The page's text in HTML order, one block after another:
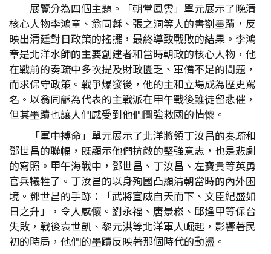
展覽分為四個主題。「朝堂風雲」單元展示了晚清
核心人物李鴻章、翁同龢、張之洞等人的書劄墨蹟，反
映出清廷對日政策的搖擺，最終導致戰敗的結果。李鴻
章是北洋水師的主要創建者和當時朝政的核心人物，他
在戰前的奏疏中多次提及財政匱乏、軍備不足的問題，
而求保守政策。戰爭爆發後，他的主和立場成為歷史罵
名。以翁同龢為代表的主戰派在甲午戰後雖徒留悲催，
但其墨蹟也讓人們感受到他們圖強救國的情懷。
「軍中搏命」單元展示了北洋將領丁汝昌的奏疏和
鄧世昌的聯幅，既顯示他們抗敵的堅強意志，也是悲劇
的寫照。甲午海戰中，鄧世昌、丁汝昌、左寶貴等英勇
官兵犧牲了。丁汝昌的以身殉國凸顯清朝當時的內外困
境。鄧世昌的手跡：「武將宣威自天而下、文臣紀盛如
日之升」，令人感懷。劉永福、唐景崧、邱逢甲等保台
失敗，戰後袁世凱、黎元洪等北洋軍人崛起，影響著民
初的時局，他們的墨蹟反映著那個時代的動盪。